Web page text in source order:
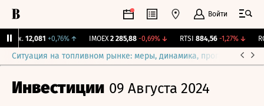
Войти
12,081 +0,76%↑ IMOEX 2 285,88 -0,69%↓ RTSI 884,56 -1,27%↓
Ситуация на топливном рынке: меры, динамика, прогнозы
Инвестиции 09 Августа 2024